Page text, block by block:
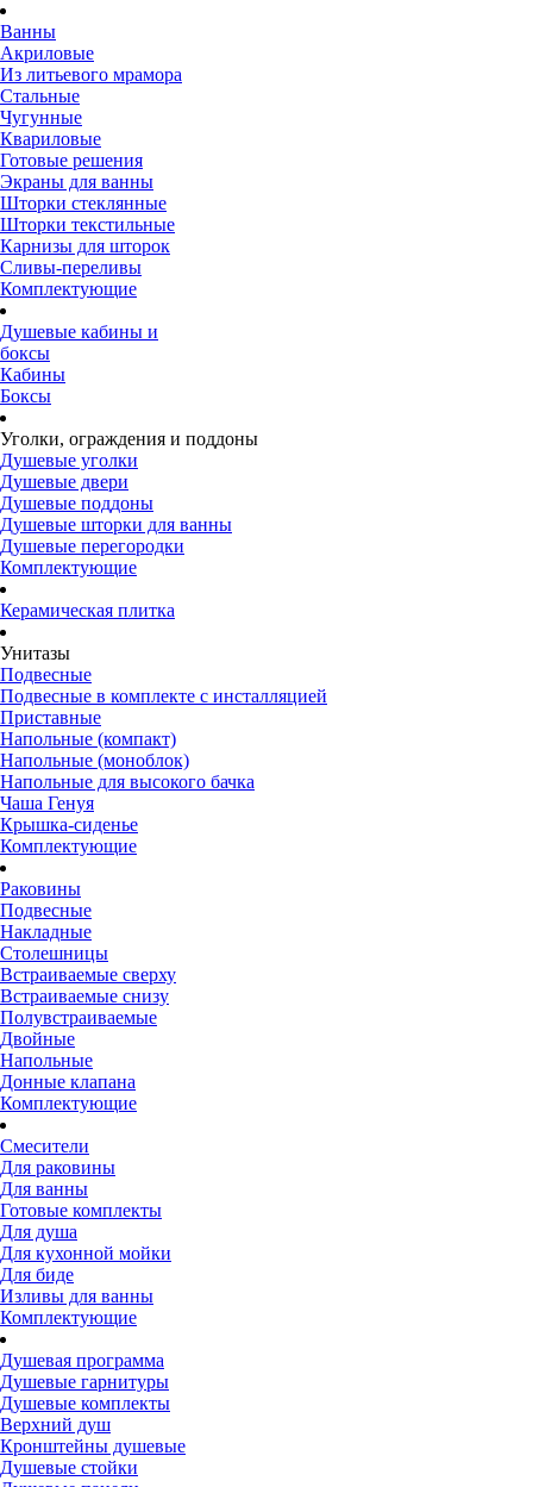
Ванны
Акриловые
Из литьевого мрамора
Стальные
Чугунные
Квариловые
Готовые решения
Экраны для ванны
Шторки стеклянные
Шторки текстильные
Карнизы для шторок
Сливы-переливы
Комплектующие
Душевые кабины и
боксы
Кабины
Боксы
Уголки, ограждения и поддоны
Душевые уголки
Душевые двери
Душевые поддоны
Душевые шторки для ванны
Душевые перегородки
Комплектующие
Керамическая плитка
Унитазы
Подвесные
Подвесные в комплекте с инсталляцией
Приставные
Напольные (компакт)
Напольные (моноблок)
Напольные для высокого бачка
Чаша Генуя
Крышка-сиденье
Комплектующие
Раковины
Подвесные
Накладные
Столешницы
Встраиваемые сверху
Встраиваемые снизу
Полувстраиваемые
Двойные
Напольные
Донные клапана
Комплектующие
Смесители
Для раковины
Для ванны
Готовые комплекты
Для душа
Для кухонной мойки
Для биде
Изливы для ванны
Комплектующие
Душевая программа
Душевые гарнитуры
Душевые комплекты
Верхний душ
Кронштейны душевые
Душевые стойки